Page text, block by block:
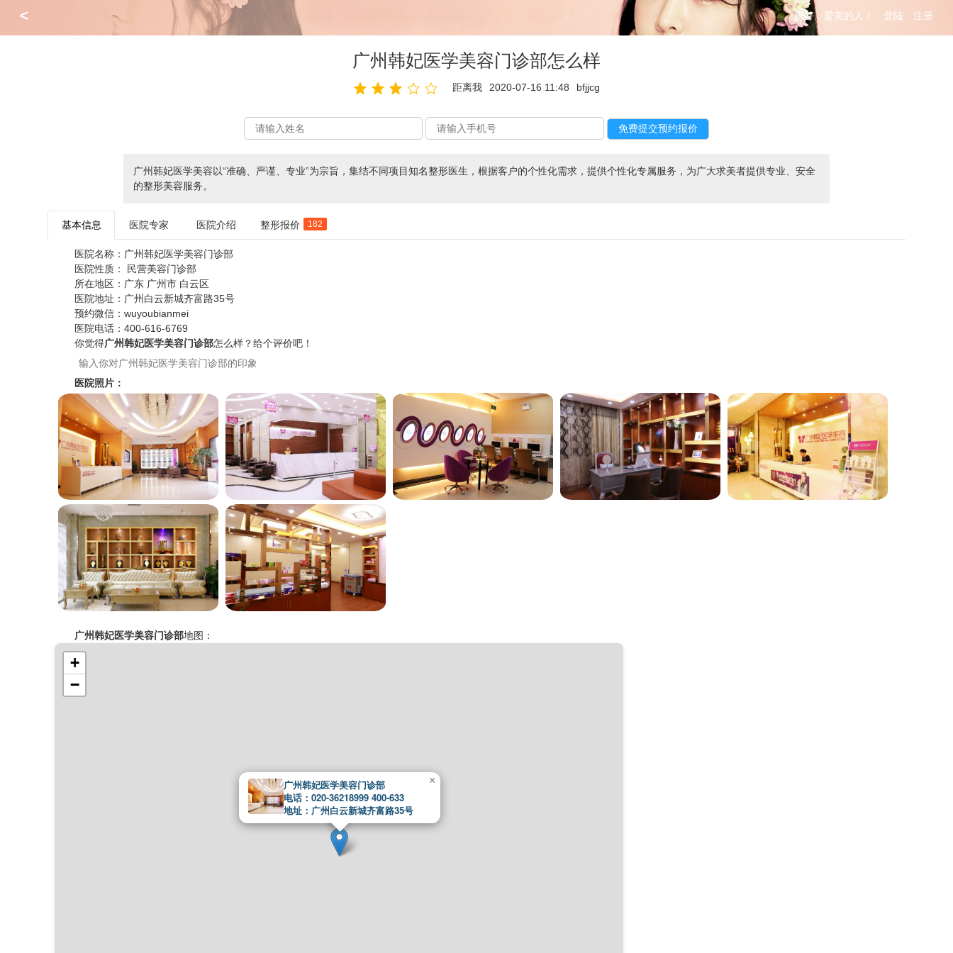
< 您好，爱美的人！ 登陆 注册
广州韩妃医学美容门诊部怎么样
距离我 2020-07-16 11:48 bfjjcg
广州韩妃医学美容以“准确、严谨、专业”为宗旨，集结不同项目知名整形医生，根据客户的个性化需求，提供个性化专属服务，为广大求美者提供专业、安全
的整形美容服务。
基本信息 医院专家 医院介绍 整形报价 182
医院名称： 广州韩妃医学美容门诊部
医院性质：
民营美容门诊部
所在地区： 广东 广州市 白云区
医院地址： 广州白云新城齐富路35号
预约微信：wuyoubianmei
医院电话：400-616-6769
你觉得广州韩妃医学美容门诊部怎么样？给个评价吧！
医院照片：
广州韩妃医学美容门诊部地图：
广州韩妃医学美容门诊部
电话：020-36218999 400-633
地址：广州白云新城齐富路35号
×
+
−